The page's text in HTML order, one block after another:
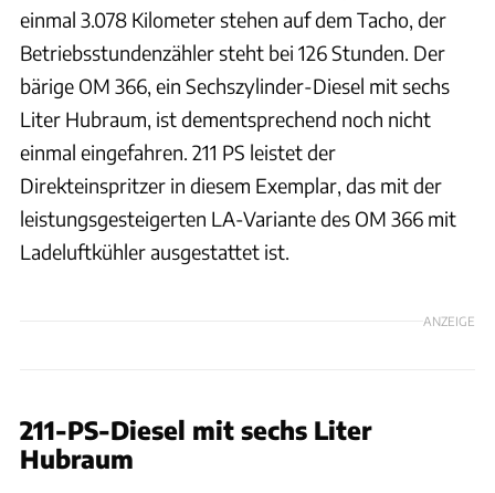
einmal 3.078 Kilometer stehen auf dem Tacho, der
Betriebsstundenzähler steht bei 126 Stunden. Der
bärige OM 366, ein Sechszylinder-Diesel mit sechs
Liter Hubraum, ist dementsprechend noch nicht
einmal eingefahren. 211 PS leistet der
Direkteinspritzer in diesem Exemplar, das mit der
leistungsgesteigerten LA-Variante des OM 366 mit
Ladeluftkühler ausgestattet ist.
ANZEIGE
211-PS-Diesel mit sechs Liter
Hubraum